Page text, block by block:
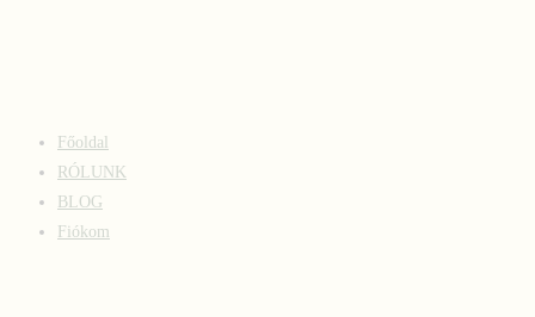
Főoldal
RÓLUNK
BLOG
Fiókom